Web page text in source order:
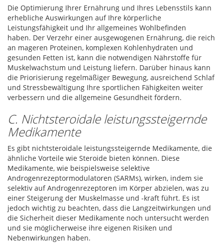
Die Optimierung Ihrer Ernährung und Ihres Lebensstils kann
erhebliche Auswirkungen auf Ihre körperliche
Leistungsfähigkeit und Ihr allgemeines Wohlbefinden
haben. Der Verzehr einer ausgewogenen Ernährung, die reich
an mageren Proteinen, komplexen Kohlenhydraten und
gesunden Fetten ist, kann die notwendigen Nährstoffe für
Muskelwachstum und Leistung liefern. Darüber hinaus kann
die Priorisierung regelmäßiger Bewegung, ausreichend Schlaf
und Stressbewältigung Ihre sportlichen Fähigkeiten weiter
verbessern und die allgemeine Gesundheit fördern.
C. Nichtsteroidale leistungssteigernde
Medikamente
Es gibt nichtsteroidale leistungssteigernde Medikamente, die
ähnliche Vorteile wie Steroide bieten können. Diese
Medikamente, wie beispielsweise selektive
Androgenrezeptormodulatoren (SARMs), wirken, indem sie
selektiv auf Androgenrezeptoren im Körper abzielen, was zu
einer Steigerung der Muskelmasse und -kraft führt. Es ist
jedoch wichtig zu beachten, dass die Langzeitwirkungen und
die Sicherheit dieser Medikamente noch untersucht werden
und sie möglicherweise ihre eigenen Risiken und
Nebenwirkungen haben.